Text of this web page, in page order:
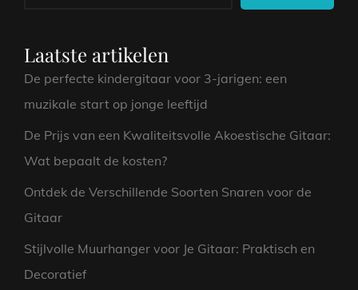
SCENE
Laatste artikelen
De perfecte kindergitaar voor 3-jarigen: een
muzikale start op jonge leeftijd
De Prijs van een Kwaliteitsvolle Akoestische Gitaar:
Wat bepaalt de kosten?
Ontdek de Verschillende Soorten Snaren voor de
Gitaar
Stijlvolle Muurhanger voor Je Gitaar: Praktisch en
Decoratief